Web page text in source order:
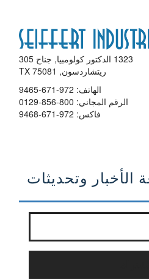
1323 الدكتور كولومبيا, جناح 305
ريتشاردسون, TX 75081
الهاتف: 972-671-9465
الرقم المجاني: 800-856-0129
فاكس: 972-671-9468
وتحديثات
القائمة البريدية? *